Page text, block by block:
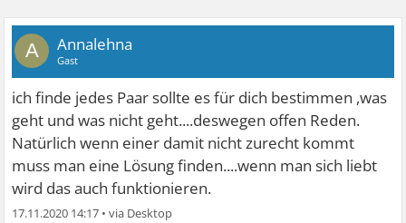
A Annalehna
Gast
ich finde jedes Paar sollte es für dich bestimmen ,was
geht und was nicht geht....deswegen offen Reden.
Natürlich wenn einer damit nicht zurecht kommt
muss man eine Lösung finden....wenn man sich liebt
wird das auch funktionieren.
17.11.2020 14:17 •